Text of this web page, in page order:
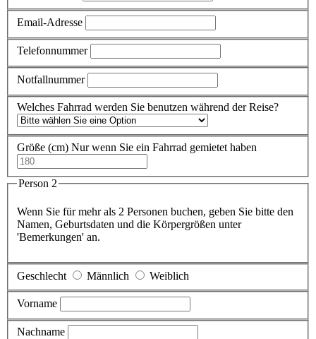
Email-Adresse
Telefonnummer
Notfallnummer
Welches Fahrrad werden Sie benutzen während der Reise?
Größe (cm) Nur wenn Sie ein Fahrrad gemietet haben
Person 2
Wenn Sie für mehr als 2 Personen buchen, geben Sie bitte den
Namen, Geburtsdaten und die Körpergrößen unter
'Bemerkungen' an.
Geschlecht Männlich Weiblich
Vorname
Nachname